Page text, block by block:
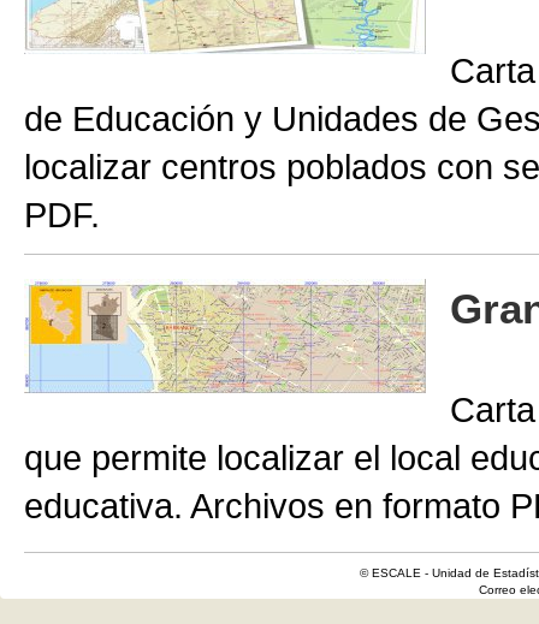
de Educación y Unidades de
localizar centros poblados con
PDF.
que permite localizar el local
educativa. Archivos en formato
© ESCALE - Unidad de
Correo